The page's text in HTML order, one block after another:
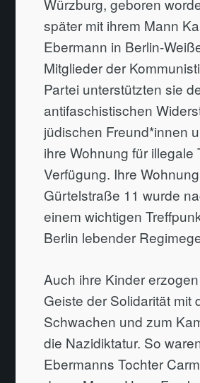
Würzburg, geboren
später mit ihrem Mann
Ebermann in Berlin-
Mitglieder der
Partei unterstützten sie
antifaschistischen
jüdischen Freund*innen
ihre Wohnung für illegale
Verfügung. Ihre
Gürtelstraße 11 wurde
einem wichtigen
Berlin lebender
Auch ihre Kinder
Geiste der Solidarität mit
Schwachen und zum
die Nazidiktatur. So
Ebermanns Tochter